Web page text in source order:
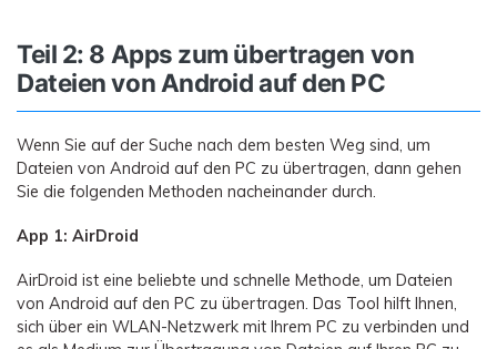
Teil 2: 8 Apps zum übertragen von
Dateien von Android auf den PC
Wenn Sie auf der Suche nach dem besten Weg sind, um
Dateien von Android auf den PC zu übertragen, dann gehen
Sie die folgenden Methoden nacheinander durch.
App 1: AirDroid
AirDroid ist eine beliebte und schnelle Methode, um Dateien
von Android auf den PC zu übertragen. Das Tool hilft Ihnen,
sich über ein WLAN-Netzwerk mit Ihrem PC zu verbinden und